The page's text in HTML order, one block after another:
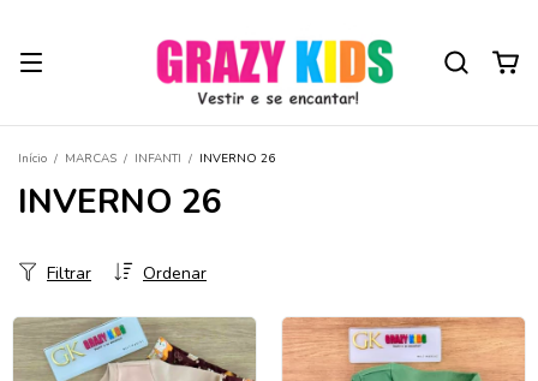
Início / MARCAS / INFANTI / INVERNO 26
INVERNO 26
Ordenar
Filtrar